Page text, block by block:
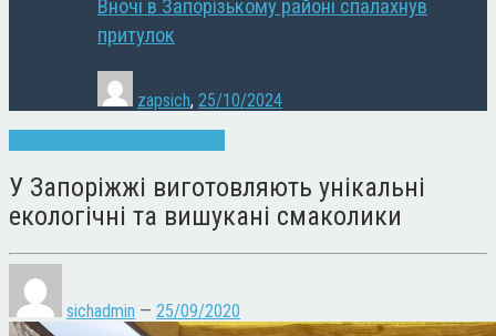
Вночі в Запорізькому районі спалахнув
притулок
zapsich, 25/10/2024
У Запоріжжі виготовляють унікальні
екологічні та вишукані смаколики
sichadmin — 25/09/2020